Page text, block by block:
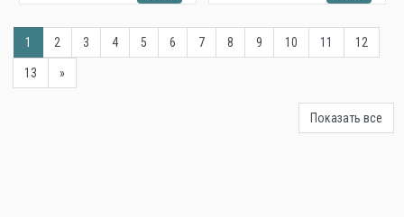
1 2 3 4 5 6 7 8 9 10 11 12
13 »
Показать все